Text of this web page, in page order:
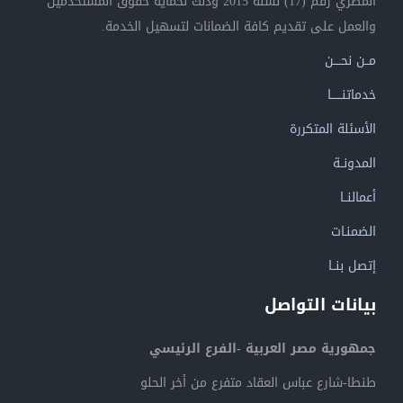
والعمل على تقديم كافة الضمانات لتسهيل الخدمة.
مــن نحــــن
خدماتنــــــا
الأسئلة المتكررة
المدونــة
أعمالنــا
الضمنـات
إتصل بنــا
بيانات التواصل
جمهورية مصر العربية -الفرع الرئيسي
طنطا-شارع عباس العقاد متفرع من أخر الحلو